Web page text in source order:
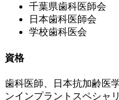
千葉県歯科医師会
日本歯科医師会
学校歯科医会
資格
歯科医師、日本抗加齢医
ンインプラントスペシャ